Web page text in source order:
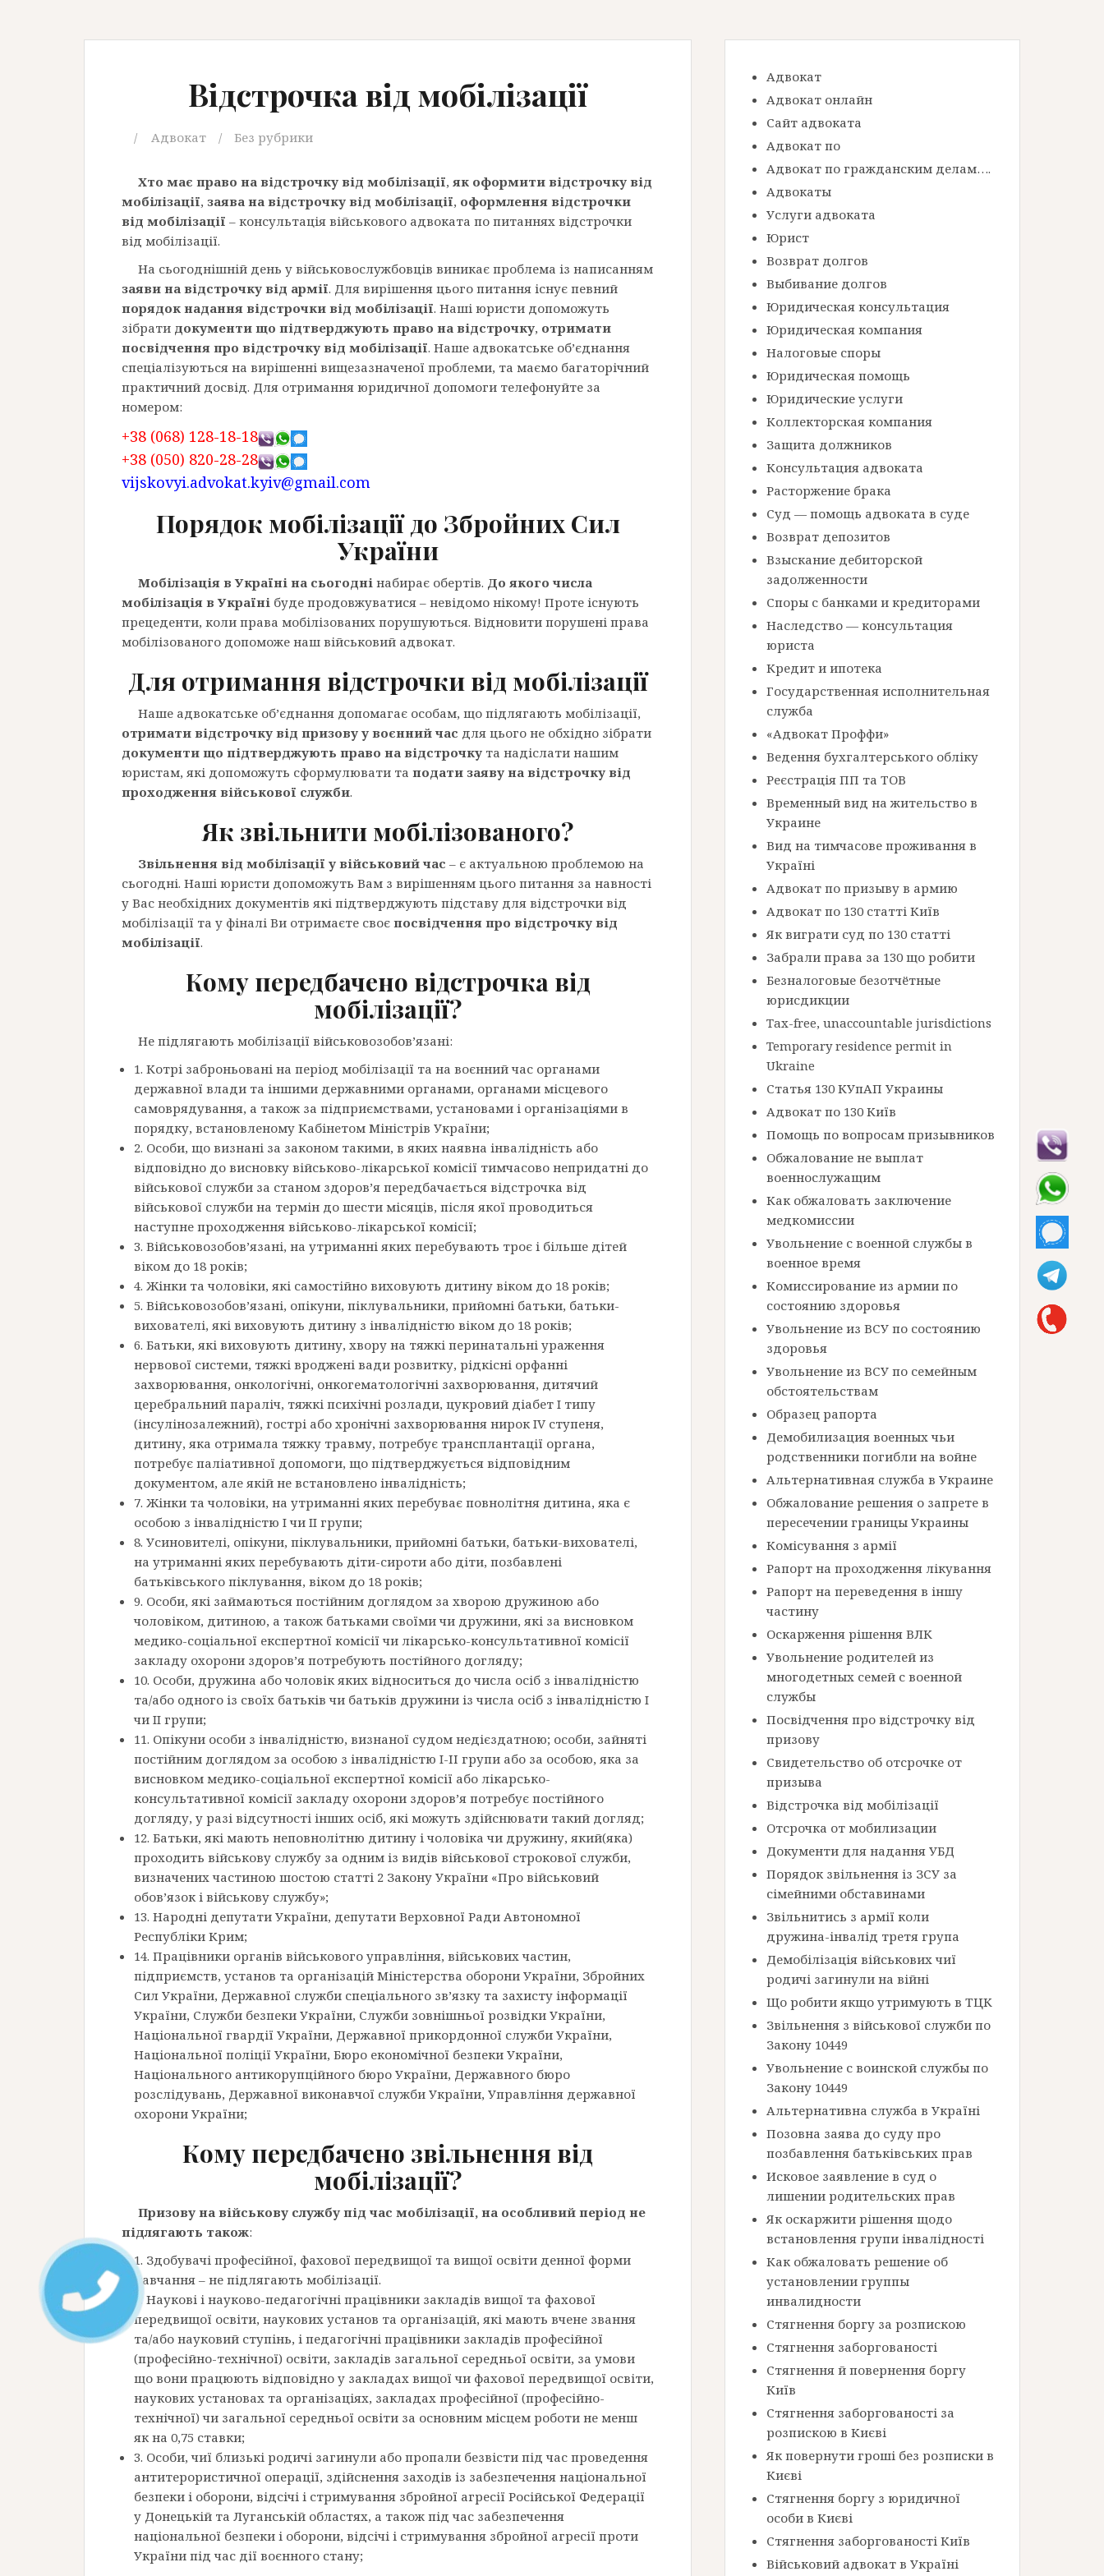
Відстрочка від мобілізації
Адвокат Без рубрики
Хто має право на відстрочку від мобілізації, як оформити відстрочку від
мобілізації, заява на відстрочку від мобілізації, оформлення відстрочки
від мобілізації – консультація військового адвоката по питаннях відстрочки
від мобілізації.
На сьогоднішній день у військовослужбовців виникає проблема із написанням
заяви на відстрочку від армії. Для вирішення цього питання існує певний
порядок надання відстрочки від мобілізації. Наші юристи допоможуть
зібрати документи що підтверджують право на відстрочку, отримати
посвідчення про відстрочку від мобілізації. Наше адвокатське об’єднання
спеціалізуються на вирішенні вищезазначеної проблеми, та маємо багаторічний
практичний досвід. Для отримання юридичної допомоги телефонуйте за
номером:
+38 (068) 128-18-18
+38 (050) 820-28-28
vijskovyi.advokat.kyiv@gmail.com
Порядок мобілізації до Збройних Сил
України
Мобілізація в Україні на сьогодні набирає обертів. До якого числа
мобілізація в Україні буде продовжуватися – невідомо нікому! Проте існують
прецеденти, коли права мобілізованих порушуються. Відновити порушені права
мобілізованого допоможе наш військовий адвокат.
Для отримання відстрочки від мобілізації
Наше адвокатське об’єднання допомагає особам, що підлягають мобілізації,
отримати відстрочку від призову у воєнний час для цього не обхідно зібрати
документи що підтверджують право на відстрочку та надіслати нашим
юристам, які допоможуть сформулювати та подати заяву на відстрочку від
проходження військової служби.
Як звільнити мобілізованого?
Звільнення від мобілізації у військовий час – є актуальною проблемою на
сьогодні. Наші юристи допоможуть Вам з вирішенням цього питання за навності
у Вас необхідних документів які підтверджують підставу для відстрочки від
мобілізації та у фіналі Ви отримаєте своє посвідчення про відстрочку від
мобілізації.
Кому передбачено відстрочка від
мобілізації?
Не підлягають мобілізації військовозобов’язані:
1. Котрі заброньовані на період мобілізації та на воєнний час органами
державної влади та іншими державними органами, органами місцевого
самоврядування, а також за підприємствами, установами і організаціями в
порядку, встановленому Кабінетом Міністрів України;
2. Особи, що визнані за законом такими, в яких наявна інвалідність або
відповідно до висновку військово-лікарської комісії тимчасово непридатні до
військової служби за станом здоров’я передбачається відстрочка від
військової служби на термін до шести місяців, після якої проводиться
наступне проходження військово-лікарської комісії;
3. Військовозобов’язані, на утриманні яких перебувають троє і більше дітей
віком до 18 років;
4. Жінки та чоловіки, які самостійно виховують дитину віком до 18 років;
5. Військовозобов’язані, опікуни, піклувальники, прийомні батьки, батьки-
вихователі, які виховують дитину з інвалідністю віком до 18 років;
6. Батьки, які виховують дитину, хвору на тяжкі перинатальні ураження
нервової системи, тяжкі вроджені вади розвитку, рідкісні орфанні
захворювання, онкологічні, онкогематологічні захворювання, дитячий
церебральний параліч, тяжкі психічні розлади, цукровий діабет I типу
(інсулінозалежний), гострі або хронічні захворювання нирок IV ступеня,
дитину, яка отримала тяжку травму, потребує трансплантації органа,
потребує паліативної допомоги, що підтверджується відповідним
документом, але якій не встановлено інвалідність;
7. Жінки та чоловіки, на утриманні яких перебуває повнолітня дитина, яка є
особою з інвалідністю I чи II групи;
8. Усиновителі, опікуни, піклувальники, прийомні батьки, батьки-вихователі,
на утриманні яких перебувають діти-сироти або діти, позбавлені
батьківського піклування, віком до 18 років;
9. Особи, які займаються постійним доглядом за хворою дружиною або
чоловіком, дитиною, а також батьками своїми чи дружини, які за висновком
медико-соціальної експертної комісії чи лікарсько-консультативної комісії
закладу охорони здоров’я потребують постійного догляду;
10. Особи, дружина або чоловік яких відноситься до числа осіб з інвалідністю
та/або одного із своїх батьків чи батьків дружини із числа осіб з інвалідністю I
чи II групи;
11. Опікуни особи з інвалідністю, визнаної судом недієздатною; особи, зайняті
постійним доглядом за особою з інвалідністю I-ІІ групи або за особою, яка за
висновком медико-соціальної експертної комісії або лікарсько-
консультативної комісії закладу охорони здоров’я потребує постійного
догляду, у разі відсутності інших осіб, які можуть здійснювати такий догляд;
12. Батьки, які мають неповнолітню дитину і чоловіка чи дружину, який(яка)
проходить військову службу за одним із видів військової строкової служби,
визначених частиною шостою статті 2 Закону України «Про військовий
обов’язок і військову службу»;
13. Народні депутати України, депутати Верховної Ради Автономної
Республіки Крим;
14. Працівники органів військового управління, військових частин,
підприємств, установ та організацій Міністерства оборони України, Збройних
Сил України, Державної служби спеціального зв’язку та захисту інформації
України, Служби безпеки України, Служби зовнішньої розвідки України,
Національної гвардії України, Державної прикордонної служби України,
Національної поліції України, Бюро економічної безпеки України,
Національного антикорупційного бюро України, Державного бюро
розслідувань, Державної виконавчої служби України, Управління державної
охорони України;
Кому передбачено звільнення від
мобілізації?
Призову на військову службу під час мобілізації, на особливий період не
підлягають також:
1. Здобувачі професійної, фахової передвищої та вищої освіти денної форми
навчання – не підлягають мобілізації.
2. Наукові і науково-педагогічні працівники закладів вищої та фахової
передвищої освіти, наукових установ та організацій, які мають вчене звання
та/або науковий ступінь, і педагогічні працівники закладів професійної
(професійно-технічної) освіти, закладів загальної середньої освіти, за умови
що вони працюють відповідно у закладах вищої чи фахової передвищої освіти,
наукових установах та організаціях, закладах професійної (професійно-
технічної) чи загальної середньої освіти за основним місцем роботи не менш
як на 0,75 ставки;
3. Особи, чиї близькі родичі загинули або пропали безвісти під час проведення
антитерористичної операції, здійснення заходів із забезпечення національної
безпеки і оборони, відсічі і стримування збройної агресії Російської Федерації
у Донецькій та Луганській областях, а також під час забезпечення
національної безпеки і оборони, відсічі і стримування збройної агресії проти
України під час дії воєнного стану;
Адвокат
Адвокат онлайн
Сайт адвоката
Адвокат по
Адвокат по гражданским делам….
Адвокаты
Услуги адвоката
Юрист
Возврат долгов
Выбивание долгов
Юридическая консультация
Юридическая компания
Налоговые споры
Юридическая помощь
Юридические услуги
Коллекторская компания
Защита должников
Консультация адвоката
Расторжение брака
Суд — помощь адвоката в суде
Возврат депозитов
Взыскание дебиторской
задолженности
Споры с банками и кредиторами
Наследство — консультация
юриста
Кредит и ипотека
Государственная исполнительная
служба
«Адвокат Проффи»
Ведення бухгалтерського обліку
Реєстрація ПП та ТОВ
Временный вид на жительство в
Украине
Вид на тимчасове проживання в
Україні
Адвокат по призыву в армию
Адвокат по 130 статті Київ
Як виграти суд по 130 статті
Забрали права за 130 що робити
Безналоговые безотчётные
юрисдикции
Tax-free, unaccountable jurisdictions
Temporary residence permit in
Ukraine
Статья 130 КУпАП Украины
Адвокат по 130 Київ
Помощь по вопросам призывников
Обжалование не выплат
военнослужащим
Как обжаловать заключение
медкомиссии
Увольнение с военной службы в
военное время
Комиссирование из армии по
состоянию здоровья
Увольнение из ВСУ по состоянию
здоровья
Увольнение из ВСУ по семейным
обстоятельствам
Образец рапорта
Демобилизация военных чьи
родственники погибли на войне
Альтернативная служба в Украине
Обжалование решения о запрете в
пересечении границы Украины
Комісування з армії
Рапорт на проходження лікування
Рапорт на переведення в іншу
частину
Оскарження рішення ВЛК
Увольнение родителей из
многодетных семей с военной
службы
Посвідчення про відстрочку від
призову
Свидетельство об отсрочке от
призыва
Відстрочка від мобілізації
Отсрочка от мобилизации
Документи для надання УБД
Порядок звільнення із ЗСУ за
сімейними обставинами
Звільнитись з армії коли
дружина-інвалід третя група
Демобілізація військових чиї
родичі загинули на війні
Що робити якщо утримують в ТЦК
Звільнення з військової служби по
Закону 10449
Увольнение с воинской службы по
Закону 10449
Альтернативна служба в Україні
Позовна заява до суду про
позбавлення батьківських прав
Исковое заявление в суд о
лишении родительских прав
Як оскаржити рішення щодо
встановлення групи інвалідності
Как обжаловать решение об
установлении группы
инвалидности
Стягнення боргу за розпискою
Стягнення заборгованості
Стягнення й повернення боргу
Київ
Стягнення заборгованості за
розпискою в Києві
Як повернути гроші без розписки в
Києві
Стягнення боргу з юридичної
особи в Києві
Стягнення заборгованості Київ
Військовий адвокат в Україні